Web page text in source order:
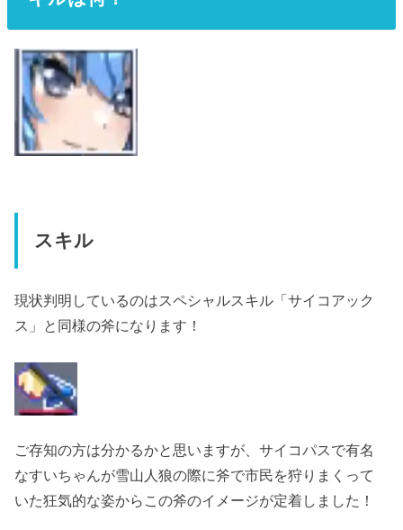
スキル
現状判明しているのはスペシャルスキル「サイコアック
ス」と同様の斧になります！
ご存知の方は分かるかと思いますが、サイコパスで有名
なすいちゃんが雪山人狼の際に斧で市民を狩りまくって
いた狂気的な姿からこの斧のイメージが定着しました！